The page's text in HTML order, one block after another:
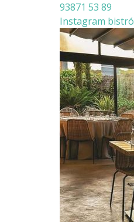
93871 53 89
Instagram bistró